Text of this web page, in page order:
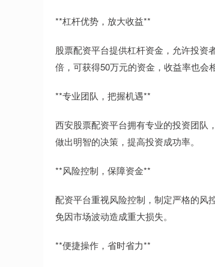
**杠杆优势，放大收益**
股票配资平台提供杠杆资金，允许投资
倍，可获得50万元的资金，收益率也会
**专业团队，把握机遇**
西安股票配资平台拥有专业的投资团队
做出明智的决策，提高投资成功率。
**风险控制，保障资金**
配资平台重视风险控制，制定严格的风
免因市场波动造成重大损失。
**便捷操作，省时省力**